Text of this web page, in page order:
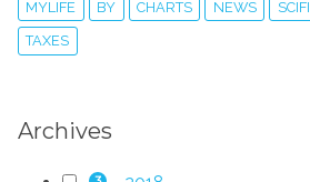
MYLIFE BY CHARTS NEWS SCIFI
TAXES
Archives